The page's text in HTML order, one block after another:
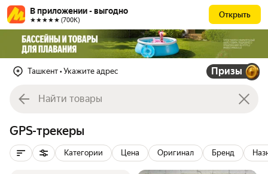
В приложении - выгодно
★★★★★ (700К)
Открыть
Ташкент • Укажите адрес Призы
GPS-трекеры
Категории Цена Оригинал Бренд